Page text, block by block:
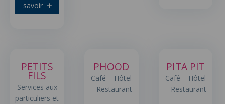
savoir
PETITS
FILS
Services aux
particuliers et
PHOOD
Café – Hôtel
– Restaurant
PITA PIT
Café – Hôtel
– Restaurant